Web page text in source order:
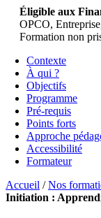
Éligible aux
OPCO,
Formation non
Contexte
À qui ?
Objectifs
Programme
Pré-requis
Points forts
Approche
Accessibilité
Formateur
Accueil /Nos
Initiation :